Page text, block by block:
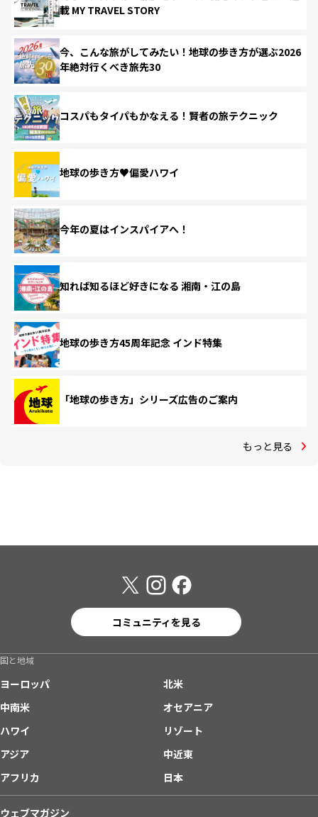
載 MY TRAVEL STORY
今、こんな旅がしてみたい！地球の歩き方が選ぶ2026
年絶対行くべき旅先30
コスパもタイパもかなえる！賢者の旅テクニック
地球の歩き方♥偏愛ハワイ
今年の夏はインスパイアへ！
知れば知るほど好きになる 湘南・江の島
地球の歩き方45周年記念 インド特集
「地球の歩き方」シリーズ広告のご案内
もっと見る
コミュニティを見る
国と地域
ヨーロッパ
北米
中南米
オセアニア
ハワイ
リゾート
アジア
中近東
アフリカ
日本
ウェブマガジン